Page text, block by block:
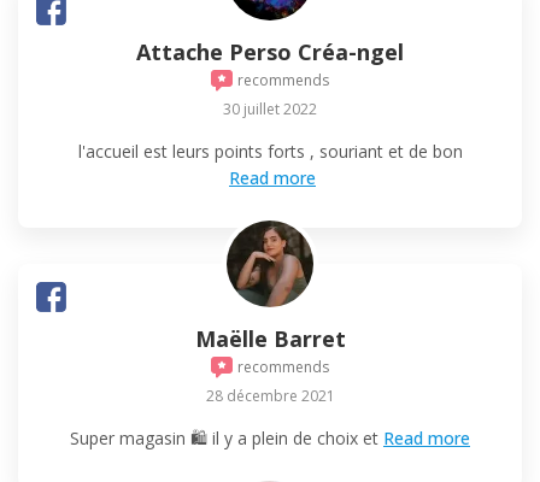
Attache Perso Créa-ngel
recommends
30 juillet 2022
l'accueil est leurs points forts , souriant et de bon
Read more
Maëlle Barret
recommends
28 décembre 2021
Super magasin 🛍 il y a plein de choix et Read more